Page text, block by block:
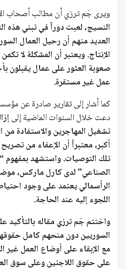
ويرى جَم ترزي أن مطالب أصحاب
النسيج، لعبت دوراً في تبني هذه
العديد منهم أن رحيل العمال
الإنتاج. ويعتبر أن المشكلة لا
صعوبة العثور على عمال
عمل غير مستقرة.
كما أشار إلى تقارير صادرة عن
دعت خلال السنوات الماضية إلى
تشغيل المهاجرين والاستفادة من
أكبر، معتبراً أن الإعفاء من
تلك التوصيات. واستشهد بمفهوم
الصناعي” لدى كارل ماركس،
الرأسمالي يعتمد على وجود
اللجوء إليه عند الحاجة.
واختتم جَم ترزي مقاله بالتأكيد
السوريين دون منحهم كامل
مع الإبقاء على أوضاع العمل غير
على حقوق اللاجئين وعلى سوق